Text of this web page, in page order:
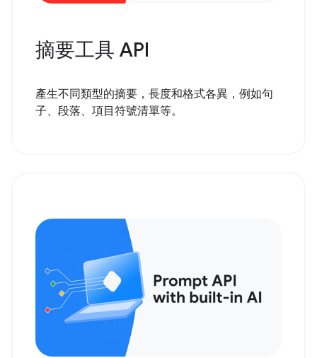
摘要工具 API
產生不同類型的摘要，長度和格式各異，例如句
子、段落、項目符號清單等。